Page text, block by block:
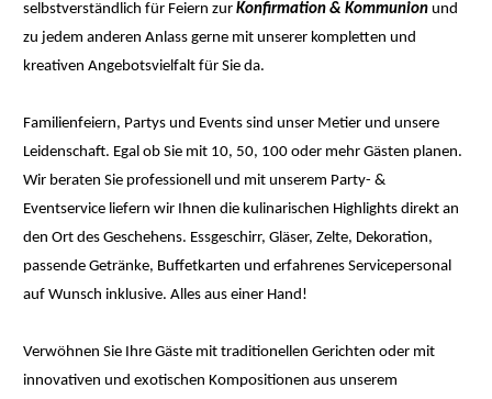
selbstverständlich für Feiern zurKonfirmation & Kommunion und
zu jedem anderen Anlass gerne mit unserer kompletten und
kreativen Angebotsvielfalt für Sie da.
Familienfeiern, Partys und Events sind unser Metier und unsere
Leidenschaft. Egal ob Sie mit 10, 50, 100 oder mehr Gästen planen.
Wir beraten Sie professionell und mit unserem Party- &
Eventservice liefern wir Ihnen die kulinarischen Highlights direkt an
den Ort des Geschehens. Essgeschirr, Gläser, Zelte, Dekoration,
passende Getränke, Buffetkarten und erfahrenes Servicepersonal
auf Wunsch inklusive. Alles aus einer Hand!
Verwöhnen Sie Ihre Gäste mit traditionellen Gerichten oder mit
innovativen und exotischen Kompositionen aus unserem